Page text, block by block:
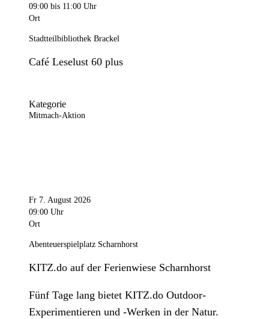
09:00 bis 11:00 Uhr
Ort
Stadtteilbibliothek Brackel
Café Leselust 60 plus
Kategorie
Mitmach-Aktion
Fr 7. August 2026
09:00 Uhr
Ort
Abenteuerspielplatz Scharnhorst
KITZ.do auf der Ferienwiese Scharnhorst
Fünf Tage lang bietet KITZ.do Outdoor-
Experimentieren und -Werken in der Natur.